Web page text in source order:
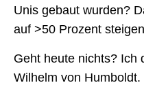
Unis gebaut wurden?
auf >50 Prozent
Geht heute nichts? Ich
Wilhelm von